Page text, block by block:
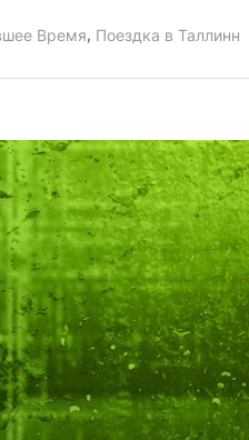
Время, Поездка в Таллинн